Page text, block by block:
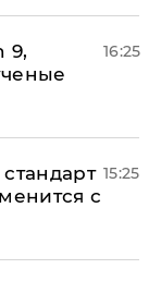
9,
16:25
с
15:25